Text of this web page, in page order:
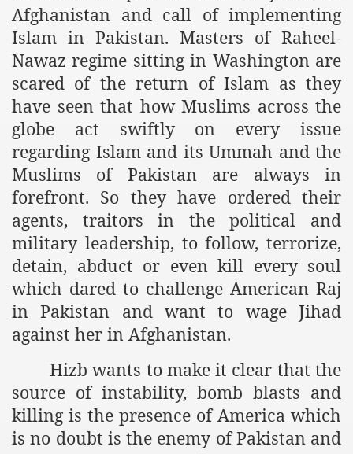
Afghanistan and call of implementing
Islam in Pakistan. Masters of Raheel-
Nawaz regime sitting in Washington are
scared of the return of Islam as they
have seen that how Muslims across the
globe act swiftly on every issue
regarding Islam and its Ummah and the
Muslims of Pakistan are always in
forefront. So they have ordered their
agents, traitors in the political and
military leadership, to follow, terrorize,
detain, abduct or even kill every soul
which dared to challenge American Raj
in Pakistan and want to wage Jihad
against her in Afghanistan.
Hizb wants to make it clear that the
source of instability, bomb blasts and
killing is the presence of America which
is no doubt is the enemy of Pakistan and
Because They Love Islam
Memorandum at Uzbek Embassy
Wilayah Pakistan
Syria
of the Khilafah are Abducted the Dawn of Khilafah is
By attempting to Implicate Hizb ut Tahrir in Militant